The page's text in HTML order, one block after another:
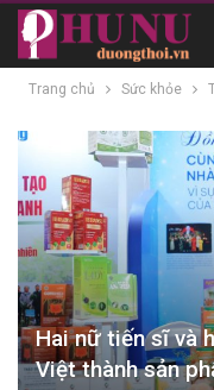
Trang chủ Sức khỏe
Hai nữ tiến sĩ và
Việt thành sản